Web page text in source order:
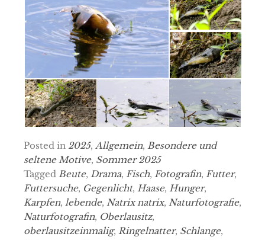
Posted in 2025, Allgemein, Besondere und
seltene Motive, Sommer 2025
Tagged Beute, Drama, Fisch, Fotografin, Futter,
Futtersuche, Gegenlicht, Haase, Hunger,
Karpfen, lebende, Natrix natrix, Naturfotografie,
Naturfotografin, Oberlausitz,
oberlausitzeinmalig, Ringelnatter, Schlange,